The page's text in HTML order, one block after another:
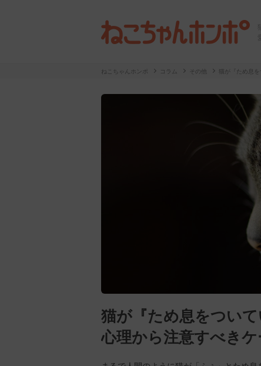
ねこちゃんホンポ コラム その他 猫が『ため息
猫が『ため息をつい
心理から注意すべき